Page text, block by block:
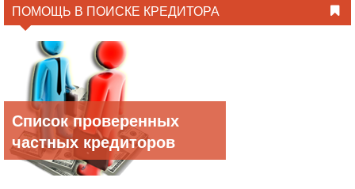
ПОМОЩЬ В ПОИСКЕ КРЕДИТОРА
Список проверенных
частных кредиторов